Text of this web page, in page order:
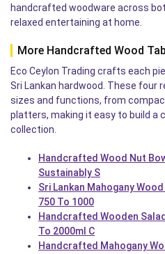
handcrafted woodware across
relaxed entertaining at home.
More Handcrafted Wood
Eco Ceylon Trading crafts each
Sri Lankan hardwood. These four
sizes and functions, from
platters, making it easy to build a
collection.
Handcrafted Wood Nut
Sustainably S
Sri Lankan Mahogany
750 To 1000
Handcrafted Wooden
To 2000ml C
Handcrafted Mahogany